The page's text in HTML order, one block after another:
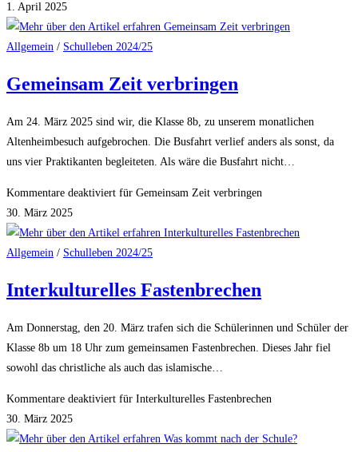
1. April 2025
Allgemein / Schulleben 2024/25
Gemeinsam Zeit verbringen
Am 24. März 2025 sind wir, die Klasse 8b, zu unserem monatlichen
Altenheimbesuch aufgebrochen. Die Busfahrt verlief anders als sonst, da
uns vier Praktikanten begleiteten. Als wäre die Busfahrt nicht…
Kommentare deaktiviert für Gemeinsam Zeit verbringen
30. März 2025
Allgemein / Schulleben 2024/25
Interkulturelles Fastenbrechen
Am Donnerstag, den 20. März trafen sich die Schülerinnen und Schüler der
Klasse 8b um 18 Uhr zum gemeinsamen Fastenbrechen. Dieses Jahr fiel
sowohl das christliche als auch das islamische…
Kommentare deaktiviert für Interkulturelles Fastenbrechen
30. März 2025